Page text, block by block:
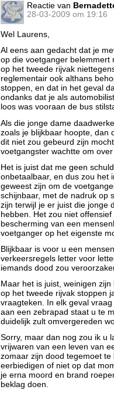
Reactie van
28-03-2009 om 19:16
Wel Laurens,
Al eens aan gedacht dat je
op die voetganger belemmert
op het tweede rijvak
reglementair ook althans
stoppen, en dat in het geval
ondanks dat je als
loos was vooraan de bus
Als die jonge dame
zoals je blijkbaar hoopte, dan
dit niet zou gebeurd zijn
voetgangster wachtte om
Het is juist dat me geen
onbetaalbaar, en dus zou het
geweest zijn om de
schijnbaar, met de nadruk op
zijn terwijl je er juist die jonge
hebben. Het zou niet
bescherming van een
voetganger op het eigenste
Blijkbaar is voor u een
verkeersregels letter voor
iemands dood zou
Maar het is juist, weinigen
op het tweede rijvak stoppen
vraagteken. In elk geval
aan een zebrapad staat u te
duidelijk zult omvergereden
Sorry, maar dan nog zou ik u
vrijwaren van een leven van
zomaar zijn dood tegemoet
eerbiedigen of niet op dat
je erna moord en brand
beklag doen.